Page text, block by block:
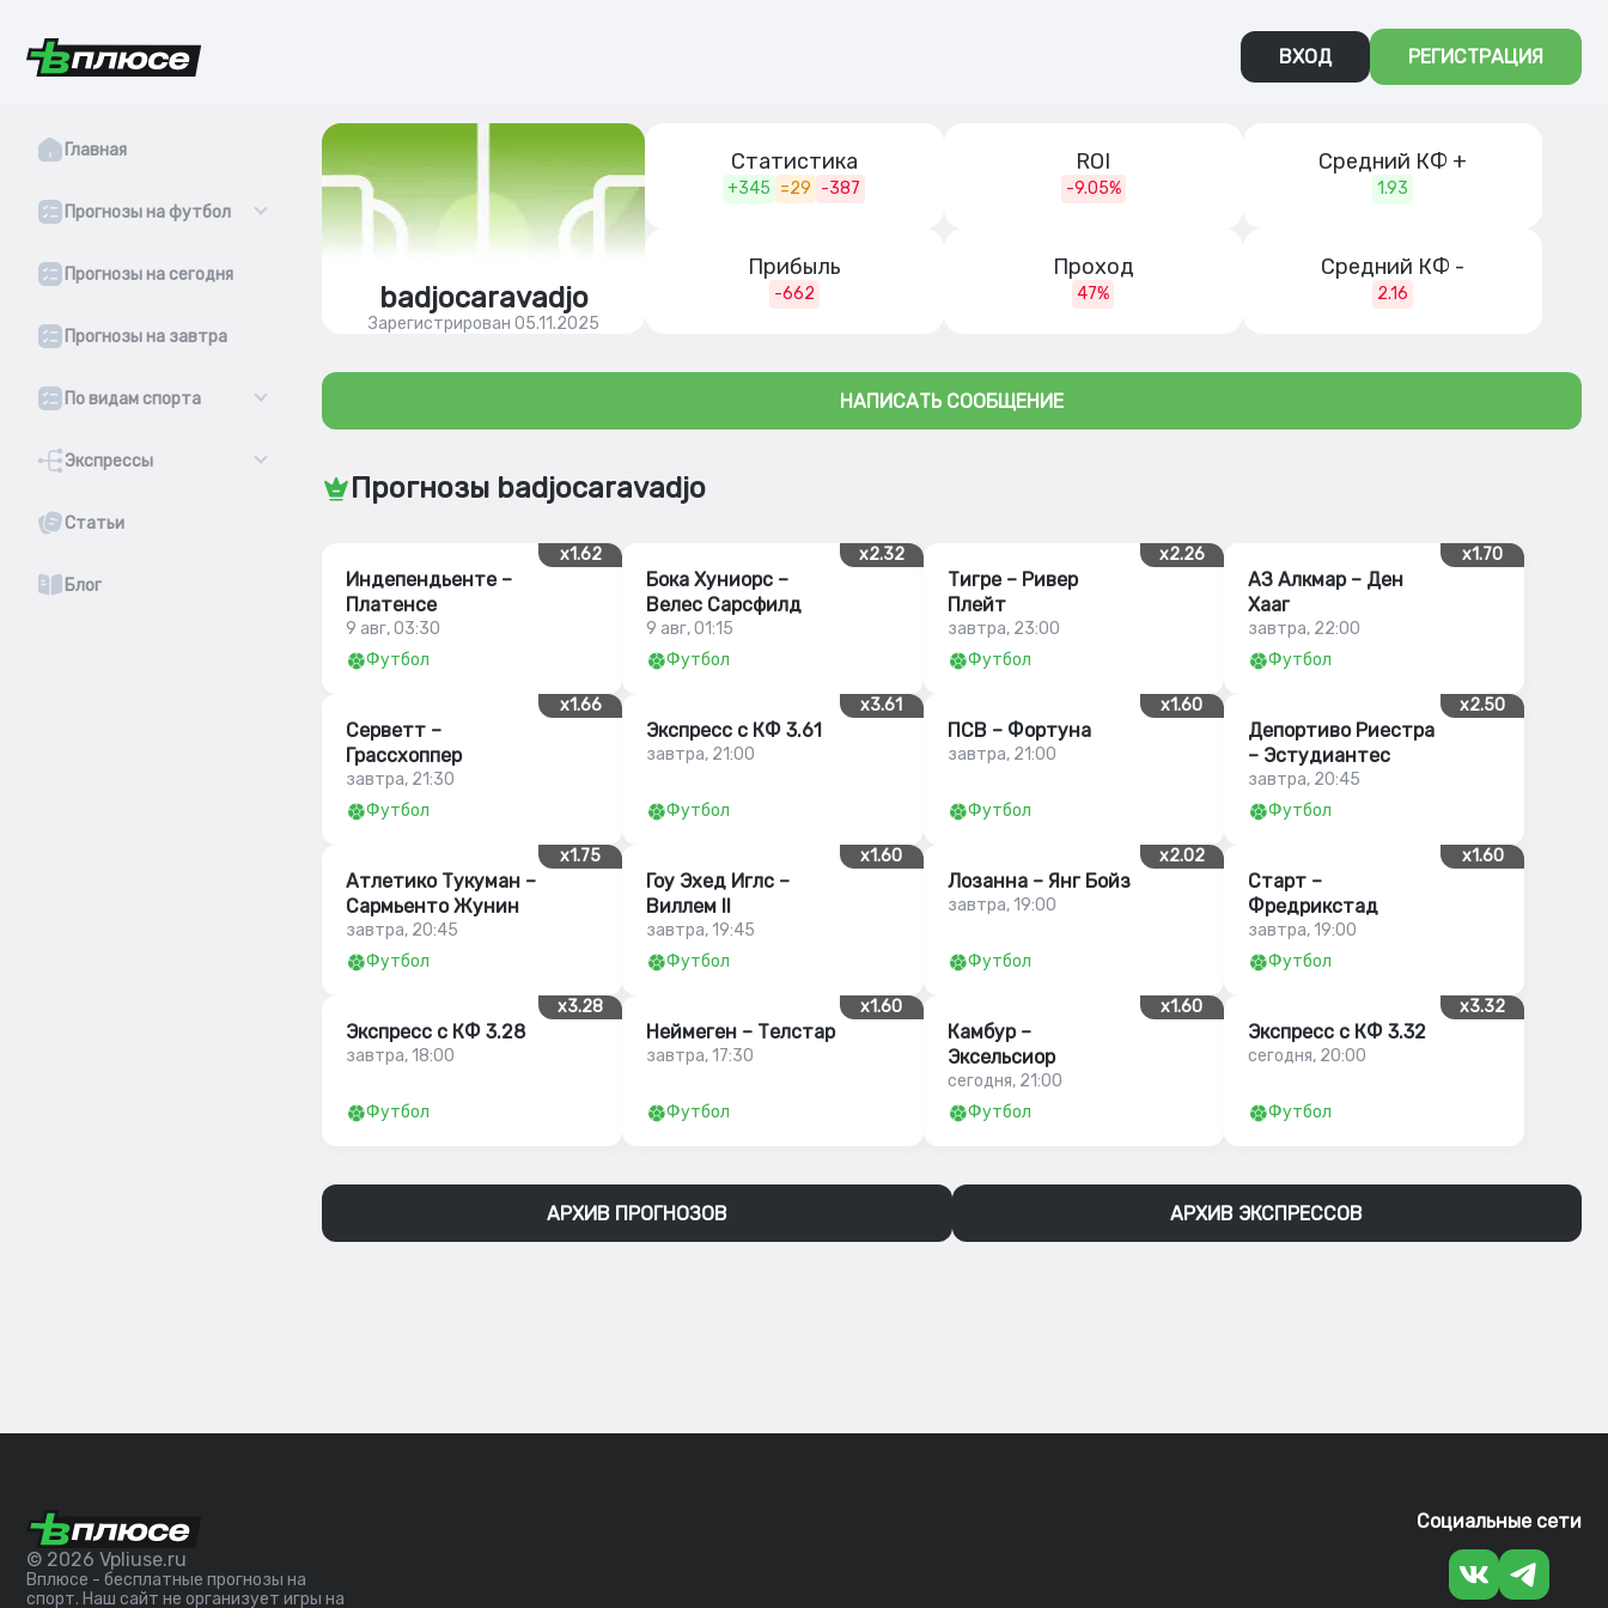
ВХОД РЕГИСТРАЦИЯ
Главная
Прогнозы на футбол
Прогнозы на сегодня
Прогнозы на завтра
По видам спорта
Экспрессы
Статьи
Блог
badjocaravadjo
Зарегистрирован 05.11.2025
Статистика
+345 =29 -387
ROI
-9.05%
Средний КФ +
1.93
Прибыль
-662
Проход
47%
Средний КФ -
2.16
НАПИСАТЬ СООБЩЕНИЕ
Прогнозы badjocaravadjo
x1.62
Индепендьенте –
Платенсе
9 авг, 03:30
Футбол
x2.32
Бока Хуниорс –
Велес Сарсфилд
9 авг, 01:15
Футбол
x2.26
Тигре – Ривер
Плейт
завтра, 23:00
Футбол
x1.70
АЗ Алкмар – Ден
Хааг
завтра, 22:00
Футбол
x1.66
Серветт –
Грассхоппер
завтра, 21:30
Футбол
x3.61
Экспресс с КФ 3.61
завтра, 21:00
Футбол
x1.60
ПСВ – Фортуна
завтра, 21:00
Футбол
x2.50
Депортиво Риестра
– Эстудиантес
завтра, 20:45
Футбол
x1.75
Атлетико Тукуман –
Сармьенто Жунин
завтра, 20:45
Футбол
x1.60
Гоу Эхед Иглс –
Виллем II
завтра, 19:45
Футбол
x2.02
Лозанна – Янг Бойз
завтра, 19:00
Футбол
x1.60
Старт –
Фредрикстад
завтра, 19:00
Футбол
x3.28
Экспресс с КФ 3.28
завтра, 18:00
Футбол
x1.60
Неймеген – Телстар
завтра, 17:30
Футбол
x1.60
Камбур –
Эксельсиор
сегодня, 21:00
Футбол
x3.32
Экспресс с КФ 3.32
сегодня, 20:00
Футбол
АРХИВ ПРОГНОЗОВ АРХИВ ЭКСПРЕССОВ
© 2026 Vpliuse.ru
Вплюсе - бесплатные прогнозы на
спорт. Наш сайт не организует игры на
Социальные сети